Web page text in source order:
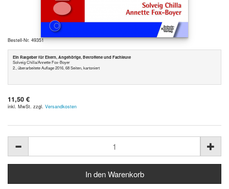
Bestell-Nr. 49351
Ein Ratgeber für Eltern, Angehörige, Betroffene und Fachleute
Solveig Chilla/Annette Fox-Boyer
2., überarbeitete Auflage 2016, 68 Seiten, kartoniert
11,50 €
inkl. MwSt. zzgl. Versandkosten